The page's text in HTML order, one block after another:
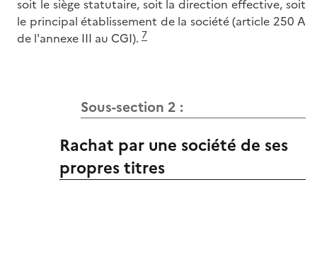
soit le siège statutaire, soit la direction effective, soit
le principal établissement de la société (article 250 A
de l'annexe III au CGI). 7
Sous-section 2 :
Rachat par une société de ses
propres titres